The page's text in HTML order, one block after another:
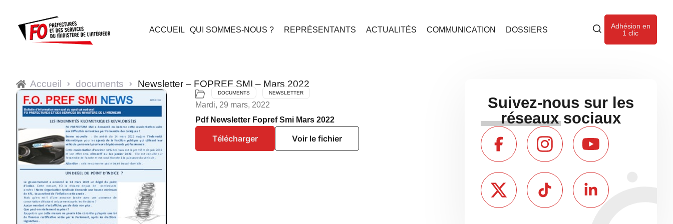
ACCUEIL QUI SOMMES-NOUS ? REPRÉSENTANTS ACTUALITÉS COMMUNICATION DOSSIERS
Adhésion en
1 clic
Accueil documents Newsletter – FOPREF SMI – Mars 2022
DOCUMENTS NEWSLETTER
Mardi, 29 mars, 2022
Pdf Newsletter Fopref Smi Mars 2022
Télécharger Voir le fichier
Suivez-nous sur les
réseaux sociaux